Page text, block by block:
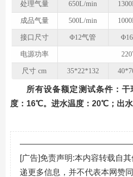
处理气量 650L/min
成品气量 500L/min
接口尺寸 Φ12气管
电源功率
尺寸 cm 35*22*132
所有设备额定测试条件：
度：16℃。进⽔温度：20℃；出⽔
[广告]免责声明:本内容转载自
递更多信息，并不代表本网赞